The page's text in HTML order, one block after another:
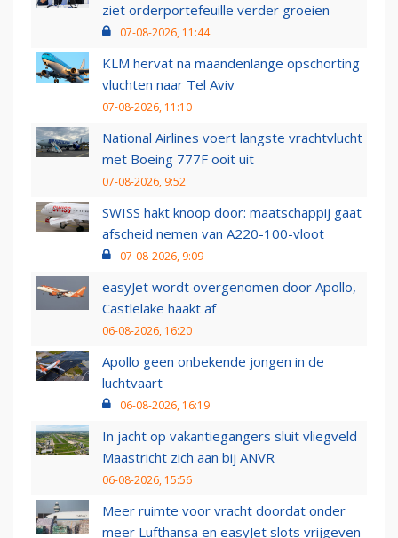
ziet orderportefeuille verder groeien
07-08-2026, 11:44
KLM hervat na maandenlange opschorting
vluchten naar Tel Aviv
07-08-2026, 11:10
National Airlines voert langste vrachtvlucht
met Boeing 777F ooit uit
07-08-2026, 9:52
SWISS hakt knoop door: maatschappij gaat
afscheid nemen van A220-100-vloot
07-08-2026, 9:09
easyJet wordt overgenomen door Apollo,
Castlelake haakt af
06-08-2026, 16:20
Apollo geen onbekende jongen in de
luchtvaart
06-08-2026, 16:19
In jacht op vakantiegangers sluit vliegveld
Maastricht zich aan bij ANVR
06-08-2026, 15:56
Meer ruimte voor vracht doordat onder
meer Lufthansa en easyJet slots vrijgeven